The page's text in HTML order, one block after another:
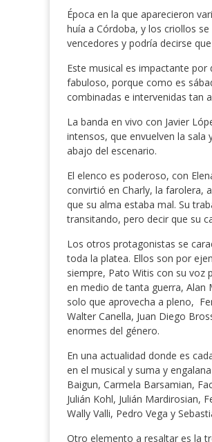
Época en la que aparecieron
huía a Córdoba, y los criollos
vencedores y podría decirse
Este musical es impactante
fabuloso, porque como es
combinadas e intervenidas tan
La banda en vivo con Javier
intensos, que envuelven la sala
abajo del escenario.
El elenco es poderoso, con
convirtió en Charly, la farolera,
que su alma estaba mal. Su
transitando, pero decir que su
Los otros protagonistas se
toda la platea. Ellos son por
siempre, Pato Witis con su voz
en medio de tanta guerra, Alan
solo que aprovecha a pleno,
Walter Canella, Juan Diego
enormes del género.
En una actualidad donde es
en el musical y suma y
Baigun, Carmela Barsamian,
Julián Kohl, Julián Mardirosian,
Wally Valli, Pedro Vega y
Otro elemento a resaltar es la